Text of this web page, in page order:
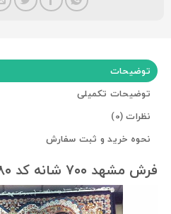
توضیحات
توضیحات تکمیلی
نظرات (0)
نحوه خرید و ثبت سفارش
فرش مشهد ۷۰۰ شانه کد ۷۰۲۰۸۰ سرمه ای